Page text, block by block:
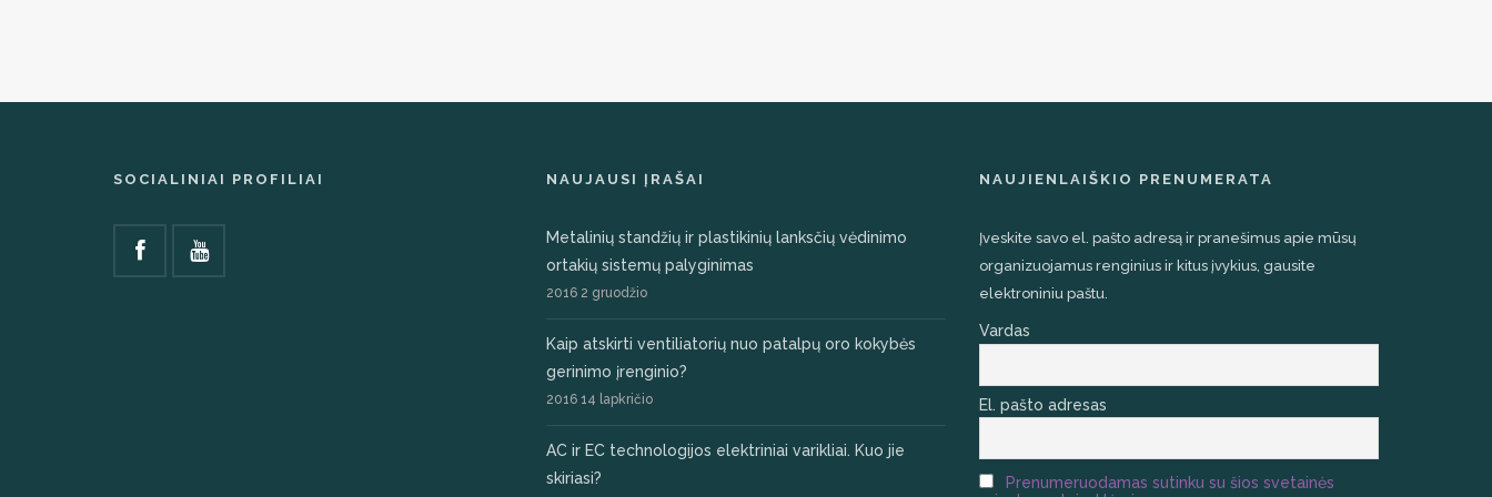
SOCIALINIAI PROFILIAI NAUJAUSI ĮRAŠAI
Metalinių standžių ir plastikinių lanksčių vėdinimo
ortakių sistemų palyginimas
2016 2 gruodžio
Kaip atskirti ventiliatorių nuo patalpų oro kokybės
gerinimo įrenginio?
2016 14 lapkričio
AC ir EC technologijos elektriniai varikliai. Kuo jie
skiriasi?
NAUJIENLAIŠKIO PRENUMERATA
Įveskite savo el. pašto adresą ir pranešimus apie mūsų
organizuojamus renginius ir kitus įvykius, gausite
elektroniniu paštu.
Vardas
El. pašto adresas
Prenumeruodamas sutinku su šios svetainės